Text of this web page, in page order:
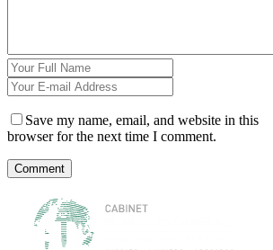
Save my name, email, and website in this
browser for the next time I comment.